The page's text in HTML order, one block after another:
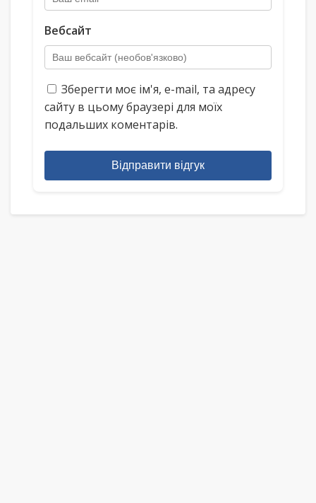
Вебсайт
Зберегти моє ім'я, e-mail, та адресу
сайту в цьому браузері для моїх
подальших коментарів.
Відправити відгук